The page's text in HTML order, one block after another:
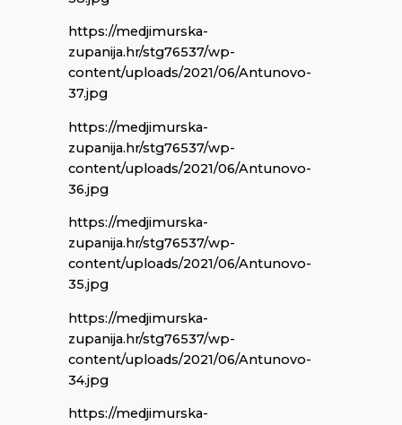
https://medjimurska-
zupanija.hr/stg76537/wp-
content/uploads/2021/06/Antunovo-
37.jpg
https://medjimurska-
zupanija.hr/stg76537/wp-
content/uploads/2021/06/Antunovo-
36.jpg
https://medjimurska-
zupanija.hr/stg76537/wp-
content/uploads/2021/06/Antunovo-
35.jpg
https://medjimurska-
zupanija.hr/stg76537/wp-
content/uploads/2021/06/Antunovo-
34.jpg
https://medjimurska-